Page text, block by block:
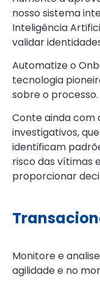
nosso sistema
Inteligência
validar
Automatize o
tecnologia
sobre o processo.
Conte ainda com
investigativos,
identificam
risco das vítimas
proporcionar
Monitore e
agilidade e no